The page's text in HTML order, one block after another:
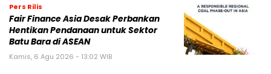
Pers Rilis
Fair Finance Asia Desak Perbankan
Hentikan Pendanaan untuk Sektor
Batu Bara di ASEAN
Kamis, 6 Agu 2026 - 13:02 WIB